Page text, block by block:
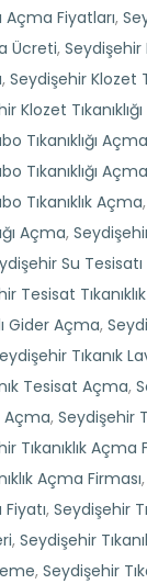
Açma Fiyatları,
Ücreti, Seydişehir
, Seydişehir Klozet
Klozet
Tıkanıklığı
Tıkanıklığı
Tıkanıklık Açma,
Açma,
Su Tesisatı
Tesisat
Gider Açma,
Tıkanık
Tesisat Açma,
Açma, Seydişehir
Tıkanıklık Açma
Açma Firması,
Fiyatı, Seydişehir
, Seydişehir
, Seydişehir